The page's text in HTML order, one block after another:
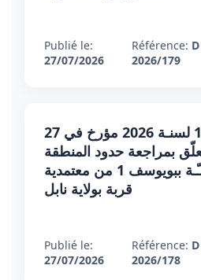
Publié le:
27/07/2026
Référence: D
2026/179
أمـر عدد 178 لسنـة 2026 مؤرخ في 27
2026 يتعلّق بمراجعة حدود المنطقة
السقوية العموميـّـة ببويوسف 1 من معتمدية
قربة بولاية نابل
Publié le:
27/07/2026
Référence: D
2026/178